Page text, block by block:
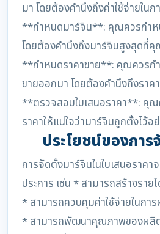
มา โดยต้องคำนึงถึงค่าใช้จ่ายใน
**กำหนดมาร์จิน**: คุณควรกำ
โดยต้องคำนึงถึงมาร์จินสูงสุดที่
**กำหนดราคาขาย**: คุณควรก
ขายออกมา โดยต้องคำนึงถึงรา
**ตรวจสอบใบเสนอราคา**: คุณ
ราคาให้แน่ใจว่ามาร์จินถูกตั้งไว้อ
ประโยชน์ของกา
การจัดตั้งมาร์จินในใบเสนอราคา
ประการ เช่น * สามารถสร้างราย
* สามารถควบคุมค่าใช้จ่ายในกา
* สามารถพัฒนาคุณภาพของผ